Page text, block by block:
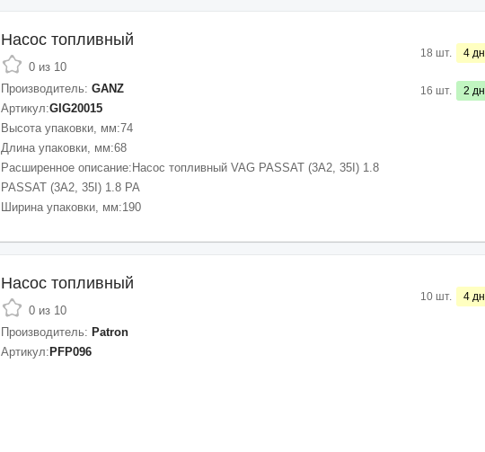
Насос топливный
0 из 10
Производитель: GANZ
Артикул:GIG20015
Высота упаковки, мм:74
Длина упаковки, мм:68
Расширенное описание: Насос топливный VAG PASSAT (3A2, 35I) 1.8
PASSAT (3A2, 35I) 1.8 PA
Ширина упаковки, мм:190
18 шт. 4 дн
16 шт. 2 дн
Насос топливный
0 из 10
Производитель: Patron
Артикул: PFP096
10 шт. 4 дн